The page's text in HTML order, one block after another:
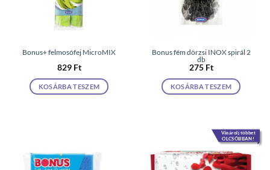
Bonus+ felmosófej MicroMIX
829 Ft
KOSÁRBA TESZEM
Bonus fém dörzsi INOX spirál 2
db
275 Ft
KOSÁRBA TESZEM
Vásárolj többet
OLCSÓBBAN!